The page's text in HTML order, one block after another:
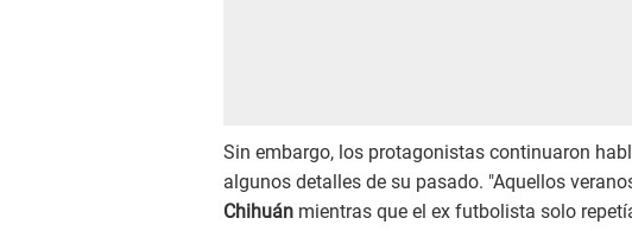
Sin embargo, los protagonistas continuaron
algunos detalles de su pasado. "Aquellos
Chihuán mientras que el ex futbolista solo